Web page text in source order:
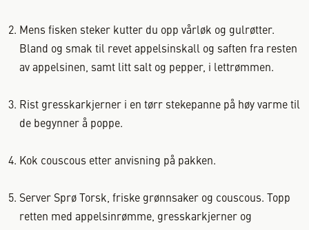
Mens fisken steker kutter du opp vårløk og gulrøtter.
Bland og smak til revet appelsinskall og saften fra resten
av appelsinen, samt litt salt og pepper, i lettrømmen.
Rist gresskarkjerner i en tørr stekepanne på høy varme til
de begynner å poppe.
Kok couscous etter anvisning på pakken.
Server Sprø Torsk, friske grønnsaker og couscous. Topp
retten med appelsinrømme, gresskarkjerner og